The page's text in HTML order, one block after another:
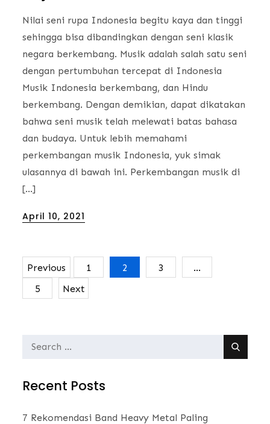
Nilai seni rupa Indonesia begitu kaya dan tinggi
sehingga bisa dibandingkan dengan seni klasik
negara berkembang. Musik adalah salah satu seni
dengan pertumbuhan tercepat di Indonesia
Musik Indonesia berkembang, dan Hindu
berkembang. Dengan demikian, dapat dikatakan
bahwa seni musik telah melewati batas bahasa
dan budaya. Untuk lebih memahami
perkembangan musik Indonesia, yuk simak
ulasannya di bawah ini. Perkembangan musik di
[…]
Posted
April 10, 2021
Posts
Previous 1 2 3
…
5
Next
Search
Recent Posts
7 Rekomendasi Band Heavy Metal Paling